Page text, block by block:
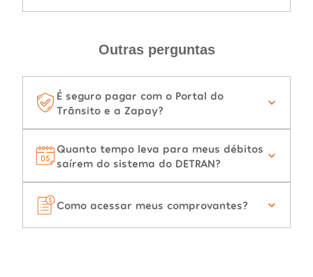
Outras perguntas
É seguro pagar com o Portal do
Trânsito e a Zapay?
Quanto tempo leva para meus débitos
saírem do sistema do DETRAN?
Como acessar meus comprovantes?